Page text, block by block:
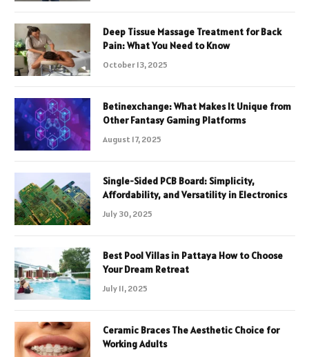
Deep Tissue Massage Treatment for Back
Pain: What You Need to Know
October 13, 2025
Betinexchange: What Makes It Unique from
Other Fantasy Gaming Platforms
August 17, 2025
Single-Sided PCB Board: Simplicity,
Affordability, and Versatility in Electronics
July 30, 2025
Best Pool Villas in Pattaya How to Choose
Your Dream Retreat
July 11, 2025
Ceramic Braces The Aesthetic Choice for
Working Adults